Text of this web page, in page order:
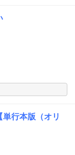
行本版（オリ